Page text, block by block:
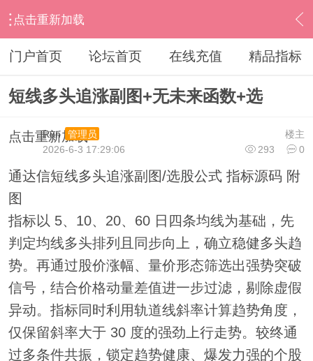
点击重新加载
› 通达信指标公式 › 副图公式 › 内容
门户首页 论坛首页 在线充值 精品指标
短线多头追涨副图+无未来函数+选
点击重新加载 楼主
Run
管理员
293
0
2026-6-3 17:29:06
通达信短线多头追涨副图/选股公式 指标源码 附
图
指标以 5、10、20、60 日四条均线为基础，先
判定均线多头排列且同步向上，确立稳健多头趋
势。再通过股价涨幅、量价形态筛选出强势突破
信号，结合价格动量差值进一步过滤，剔除虚假
异动。指标同时利用轨道线斜率计算趋势角度，
仅保留斜率大于 30 度的强劲上行走势。较终通
过多条件共振，锁定趋势健康、爆发力强的个股